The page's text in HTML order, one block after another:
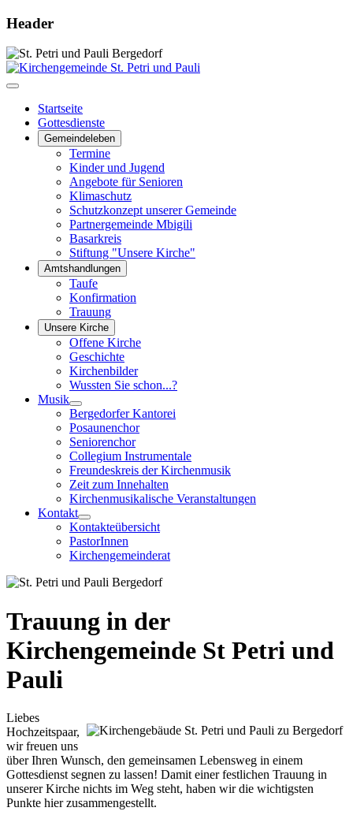
Header
Startseite
Gottesdienste
Gemeindeleben
Termine
Kinder und Jugend
Angebote für Senioren
Klimaschutz
Schutzkonzept unserer Gemeinde
Partnergemeinde Mbigili
Basarkreis
Stiftung "Unsere Kirche"
Amtshandlungen
Taufe
Konfirmation
Trauung
Unsere Kirche
Offene Kirche
Geschichte
Kirchenbilder
Wussten Sie schon...?
Musik
Bergedorfer Kantorei
Posaunenchor
Seniorenchor
Collegium Instrumentale
Freundeskreis der Kirchenmusik
Zeit zum Innehalten
Kirchenmusikalische Veranstaltungen
Kontakt
Kontakteübersicht
PastorInnen
Kirchengemeinderat
Trauung in der
Kirchengemeinde St Petri und
Pauli
Liebes
Hochzeitspaar,
wir freuen uns
über Ihren Wunsch, den gemeinsamen Lebensweg in einem
Gottesdienst segnen zu lassen! Damit einer festlichen Trauung in
unserer Kirche nichts im Weg steht, haben wir die wichtigsten
Punkte hier zusammengestellt.